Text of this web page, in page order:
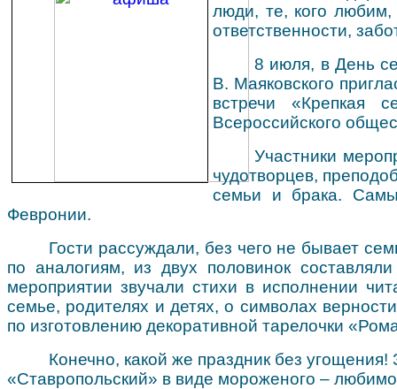
люди, те, кого
ответственности,
8 июля, в День
В. Маяковского
встречи «Крепкая
Всероссийского
Участники
чудотворцев,
семьи и брака.
Февронии.
Гости рассуждали, без чего не бывает
по аналогиям, из двух половинок
мероприятии звучали стихи в исполнении
семье, родителях и детях, о символах
по изготовлению декоративной тарелочки
Конечно, какой же праздник без
«Ставропольский» в виде мороженого –